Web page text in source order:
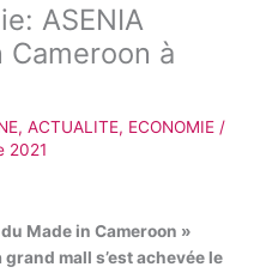
ASENIA
à
, ACTUALITE, ECONOMIE /
2021
Made in Cameroon »
mall s’est achevée le